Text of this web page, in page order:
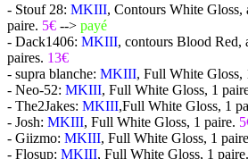
- Stouf 28: MKIII, Contours White Gloss,
paire. 5€ --> payé
- Dack1406: MKIII, contours Blood Red,
paires. 13€
- supra blanche: MKIII, Full White Gloss,
- Neo-52: MKIII, Full White Gloss, 1
- The2Jakes: MKIII,Full White Gloss, 1
- Josh: MKIII, Full White Gloss, 1 paire.
- Giizmo: MKIII, Full White Gloss, 1
- Flosup: MKIII, Full White Gloss, 1 paire.